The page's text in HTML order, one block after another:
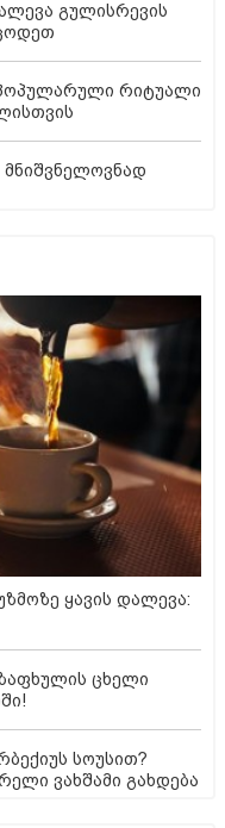
გულისრევის
პოპულარული რიტუალი
მნიშვნელოვნად
ყავის დალევა:
ცხელი
სოუსით?
ვახშამი გახდება